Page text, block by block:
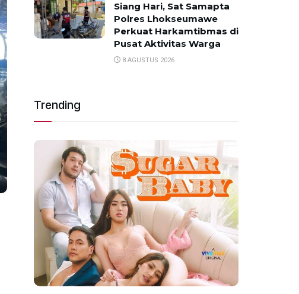
Siang Hari, Sat Samapta
Polres Lhokseumawe
Perkuat Harkamtibmas di
Pusat Aktivitas Warga
8 AGUSTUS 2026
Trending